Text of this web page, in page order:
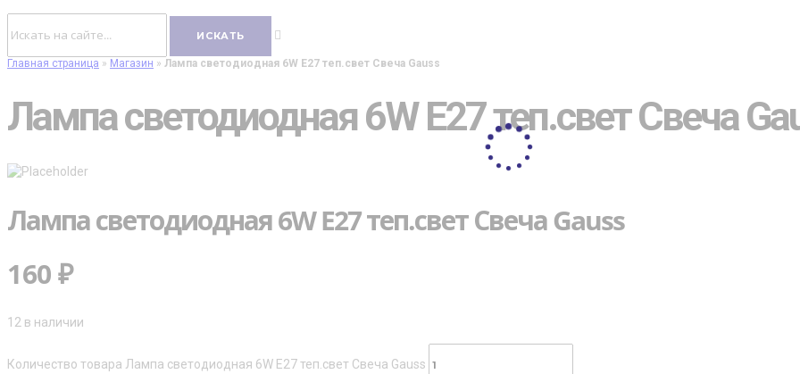
Главная страница » Магазин » Лампа светодиодная 6W E27 теп.свет Свеча Gauss
Лампа светодиодная 6W E27 теп.свет Свеча
Лампа светодиодная 6W E27 теп.свет Свеча Gauss
160₽
12 в наличии
Количество товара Лампа светодиодная 6W E27 теп.свет Свеча Gauss